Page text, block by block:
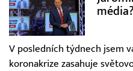
V posledních týdnech jsem
koronakrize zasahuje